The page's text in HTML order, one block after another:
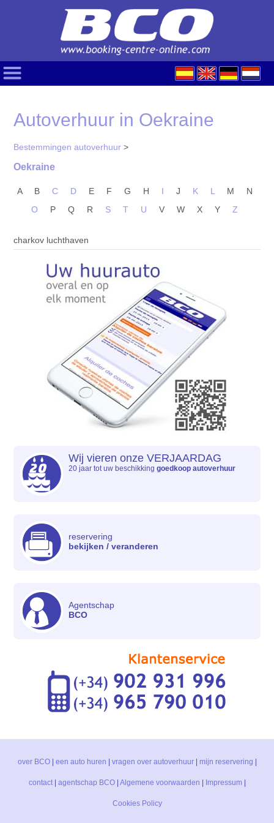
Autoverhuur in Oekraine
Bestemmingen autoverhuur >
Oekraine
A B C D E F G H I J K L M
N
O
P Q R S T U V W X Y Z
charkov luchthaven
Wij vieren onze VERJAARDAG
20 jaar tot uw beschikkinggoedkoop autoverhuur
reservering
bekijken / veranderen
Agentschap
BCO
over BCO| een auto huren | vragen over autoverhuur| mijn reservering |
contact| agentschap BCO| Algemene voorwaarden | Impressum|
Cookies Policy